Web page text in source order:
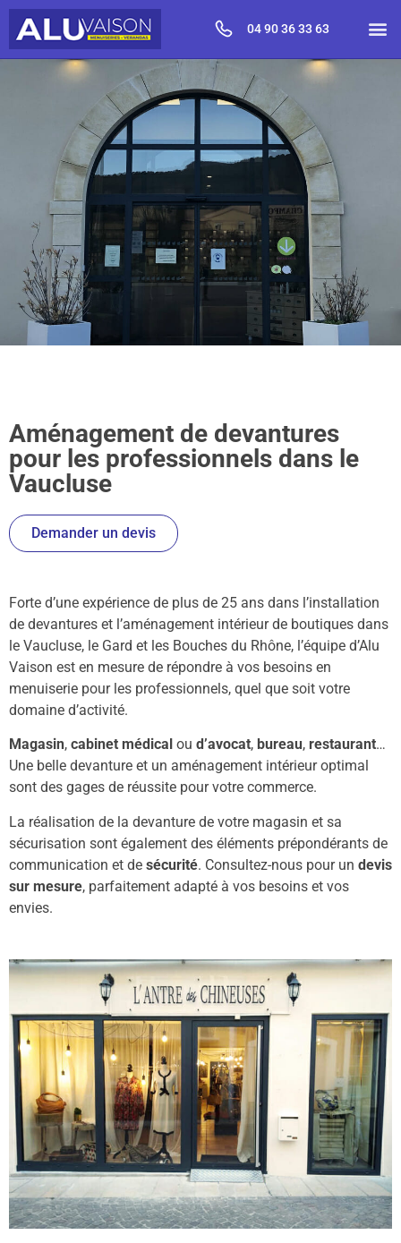
04 90 36 33 63
Aménagement de devantures
pour les professionnels dans le
Vaucluse
Demander un devis
Forte d’une expérience de plus de 25 ans dans l’installation
de devantures et l’aménagement intérieur de boutiques dans
le Vaucluse, le Gard et les Bouches du Rhône, l’équipe d’Alu
Vaison est en mesure de répondre à vos besoins en
menuiserie pour les professionnels, quel que soit votre
domaine d’activité.
Magasin, cabinet médical ou d’avocat, bureau, restaurant…
Une belle devanture et un aménagement intérieur optimal
sont des gages de réussite pour votre commerce.
La réalisation de la devanture de votre magasin et sa
sécurisation sont également des éléments prépondérants de
communication et de sécurité. Consultez-nous pour un devis
sur mesure, parfaitement adapté à vos besoins et vos
envies.